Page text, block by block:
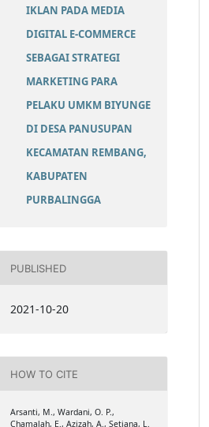
IKLAN PADA MEDIA
DIGITAL E-COMMERCE
SEBAGAI STRATEGI
MARKETING PARA
PELAKU UMKM BIYUNGE
DI DESA PANUSUPAN
KECAMATAN REMBANG,
KABUPATEN
PURBALINGGA
PUBLISHED
2021-10-20
HOW TO CITE
Arsanti, M., Wardani, O. P.,
Chamalah, E., Azizah, A., Setiana, L.